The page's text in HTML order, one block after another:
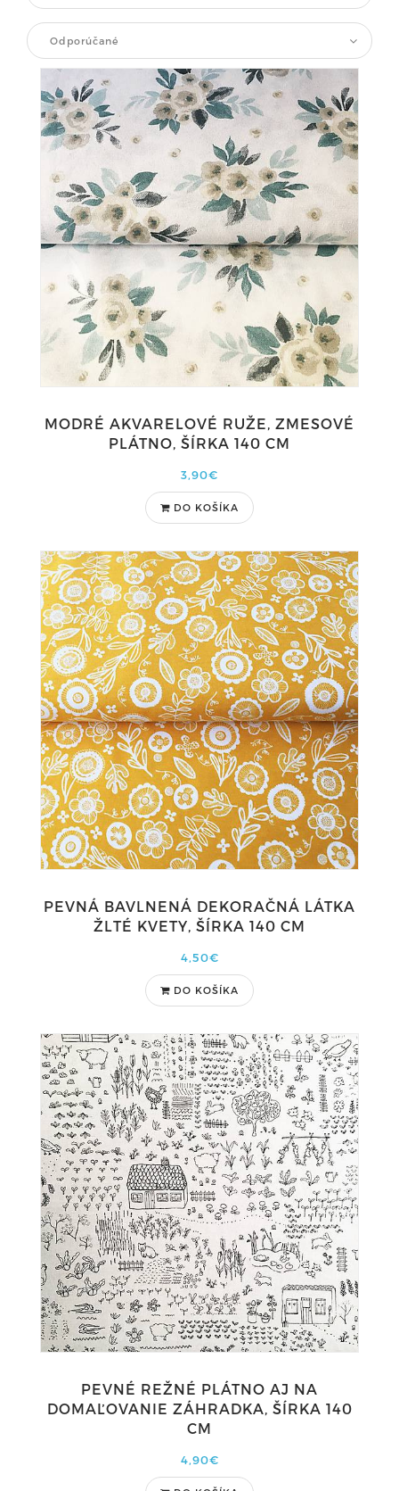
Odporúčané
MODRÉ AKVARELOVÉ RUŽE, ZMESOVÉ
PLÁTNO, ŠÍRKA 140 CM
3,90€
DO KOŠÍKA
PEVNÁ BAVLNENÁ DEKORAČNÁ LÁTKA
ŽLTÉ KVETY, ŠÍRKA 140 CM
4,50€
DO KOŠÍKA
PEVNÉ REŽNÉ PLÁTNO AJ NA
DOMAĽOVANIE ZÁHRADKA, ŠÍRKA 140
CM
4,90€